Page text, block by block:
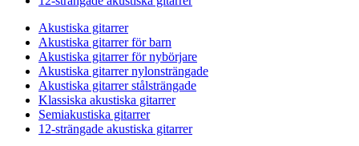
Akustiska gitarrer
Akustiska gitarrer för barn
Akustiska gitarrer för nybörjare
Akustiska gitarrer nylonsträngade
Akustiska gitarrer stålsträngade
Klassiska akustiska gitarrer
Semiakustiska gitarrer
12-strängade akustiska gitarrer